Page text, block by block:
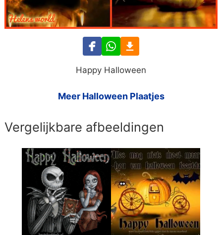
Happy Halloween
Meer Halloween Plaatjes
Vergelijkbare afbeeldingen